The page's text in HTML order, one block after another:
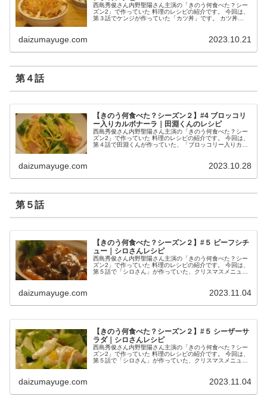
西島秀俊さん内野聖陽さん主演の「きのう何食べた？シー
ズン2」で作っていた 料理のレシピの紹介です。 今回は、
第３話でケンジが作っていた「カツ丼」です。 カツ丼
daizumayuge.com 2023.10.21
第４話
【きのう何食べた？シーズン２】#4 ブロッコリ
ー入りカルボナーラ｜田淵くんのレシピ
西島秀俊さん内野聖陽さん主演の「きのう何食べた？シー
ズン2」で作っていた 料理のレシピの紹介です。 今回は、
第４話で田淵くんが作っていた、「ブロッコリー入りカル
daizumayuge.com 2023.10.28
第５話
【きのう何食べた？シーズン２】#５ ビーフシチ
ュー｜シロさんレシピ
西島秀俊さん内野聖陽さん主演の「きのう何食べた？シー
ズン2」で作っていた 料理のレシピの紹介です。 今回は、
第５話で「シロさん」が作っていた、クリスマスメニュー
daizumayuge.com 2023.11.04
【きのう何食べた？シーズン２】#５ シーザーサ
ラダ｜シロさんレシピ
西島秀俊さん内野聖陽さん主演の「きのう何食べた？シー
ズン2」で作っていた 料理のレシピの紹介です。 今回は、
第５話で「シロさん」が作っていた、クリスマスメニュー
daizumayuge.com 2023.11.04